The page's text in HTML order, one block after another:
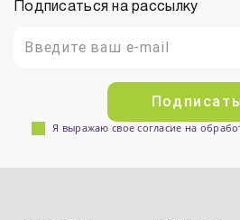
Подписаться на рассылку
Я выражаю свое согласие на